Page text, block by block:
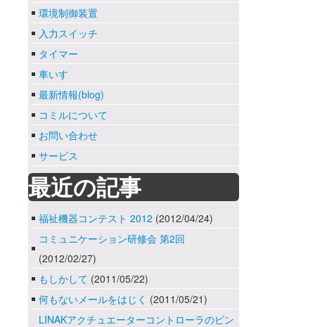
環境制御装置
入力スイッチ
タイマー
車いす
最新情報(blog)
コミルについて
お問い合わせ
サービス
最近の記事
福祉機器コンテスト 2012 (2012/04/24)
コミュニケーション研修会 第2回
(2012/02/27)
もしかして (2011/05/22)
何もないメールをはじく (2011/05/21)
LINAKアクチュエーターコントローラのピン